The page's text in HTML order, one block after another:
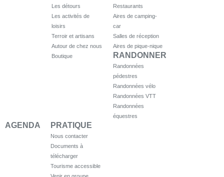
Les détours
Les activités de
loisirs
Terroir et artisans
Autour de chez nous
Boutique
Restaurants
Aires de camping-
car
Salles de réception
Aires de pique-nique
RANDONNER
Randonnées
pédestres
Randonnées vélo
Randonnées VTT
Randonnées
équestres
AGENDA PRATIQUE
Nous contacter
Documents à
télécharger
Tourisme accessible